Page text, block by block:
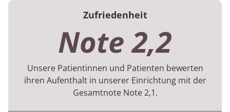
Für jede Rehabilitation gibt es Vorgaben zu
Vielfalt, Menge und Dauer betreffen.
Im 1. Halbjahr 2026 flossen Daten von 581
Patientinnen und Patienten in die Bewertung
ein.
Zufriedenheit
Note 2,2
Unsere Patientinnen und Patienten bewerten
ihren Aufenthalt in unserer Einrichtung mit der
Gesamtnote Note 2,1.